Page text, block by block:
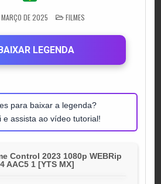
DE 2025 POSTED
IN
FILMES
LEGENDA
para baixar a legenda?
e assista ao vídeo tutorial!
Control 2023 1080p WEBRip
AAC5 1 [YTS MX]